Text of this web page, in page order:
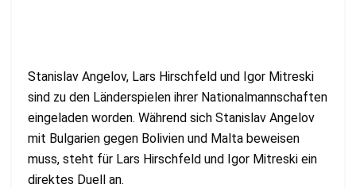
Stanislav Angelov, Lars Hirschfeld und Igor Mitreski
sind zu den Länderspielen ihrer Nationalmannschaften
eingeladen worden. Während sich Stanislav Angelov
mit Bulgarien gegen Bolivien und Malta beweisen
muss, steht für Lars Hirschfeld und Igor Mitreski ein
direktes Duell an.